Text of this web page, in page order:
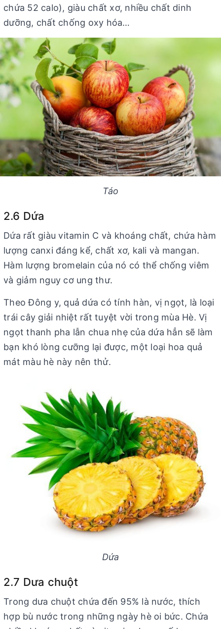
chứa 52 calo), giàu chất xơ, nhiều chất dinh
dưỡng, chất chống oxy hóa…
Táo
2.6 Dứa
Dứa rất giàu vitamin C và khoáng chất, chứa hàm
lượng canxi đáng kể, chất xơ, kali và mangan.
Hàm lượng bromelain của nó có thể chống viêm
và giảm nguy cơ ung thư.
Theo Đông y, quả dứa có tính hàn, vị ngọt, là loại
trái cây giải nhiệt rất tuyệt vời trong mùa Hè. Vị
ngọt thanh pha lẫn chua nhẹ của dứa hẳn sẽ làm
bạn khó lòng cưỡng lại được, một loại hoa quả
mát màu hè này nên thử.
Dứa
2.7 Dưa chuột
Trong dưa chuột chứa đến 95% là nước, thích
hợp bù nước trong những ngày hè oi bức. Chứa